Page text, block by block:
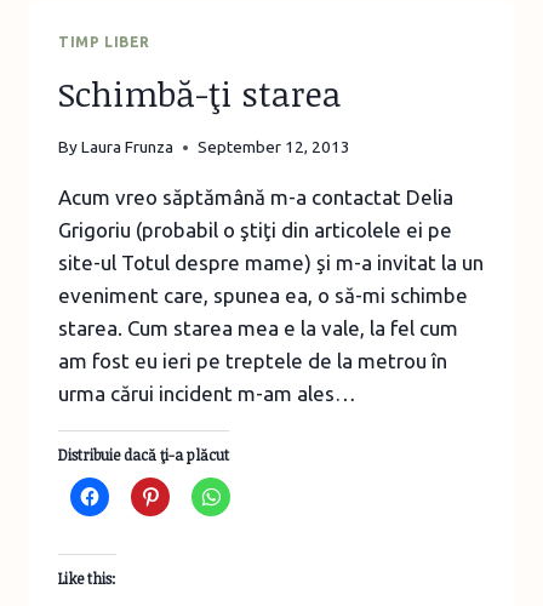
TIMP LIBER
Schimbă-ţi starea
ByLaura Frunza September 12, 2013
Acum vreo săptămână m-a contactat Delia
Grigoriu (probabil o ştiţi din articolele ei pe
site-ul Totul despre mame) şi m-a invitat la un
eveniment care, spunea ea, o să-mi schimbe
starea. Cum starea mea e la vale, la fel cum
am fost eu ieri pe treptele de la metrou în
urma cărui incident m-am ales…
Distribuie dacă ţi-a plăcut
Like this: